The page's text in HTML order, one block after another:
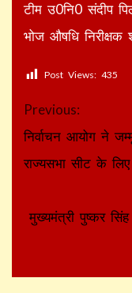
टीम उ0नि0 संदीप
भोज औषधि
Post Views: 435
Continue
Reading
Previous:
निर्वाचन आयोग ने
राज्यसभा सीट के
मुख्यमंत्री पुष्कर